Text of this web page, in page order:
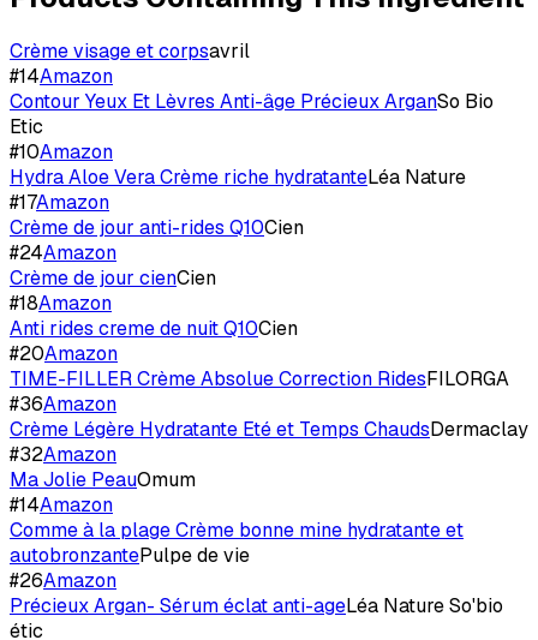
Crème visage et corpsavril
#14Amazon
Contour Yeux Et Lèvres Anti-âge Précieux ArganSo Bio
Etic
#10Amazon
Hydra Aloe Vera Crème riche hydratanteLéa Nature
#17Amazon
Crème de jour anti-rides Q10Cien
#24Amazon
Crème de jour cienCien
#18Amazon
Anti rides creme de nuit Q10Cien
#20Amazon
TIME-FILLER Crème Absolue Correction RidesFILORGA
#36Amazon
Crème Légère Hydratante Eté et Temps ChaudsDermaclay
#32Amazon
Ma Jolie PeauOmum
#14Amazon
Comme à la plage Crème bonne mine hydratante et
autobronzantePulpe de vie
#26Amazon
Précieux Argan- Sérum éclat anti-ageLéa Nature So'bio
étic